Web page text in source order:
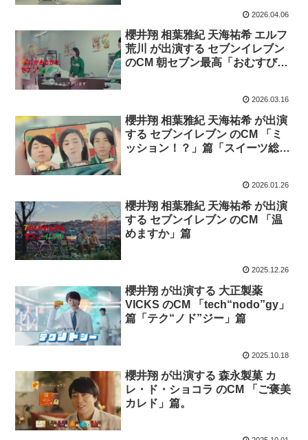
2026.04.06
櫻井翔 相葉雅紀 天海祐希 エルフ
荒川 が出演する セブンイレブン
のCM 朝セブン最高「おむすび」
2026.03.16
櫻井翔 相葉雅紀 天海祐希 が出演
する セブンイレブン のCM 「ミ
ッション！？」篇「スイーツ総選
2026.01.26
櫻井翔 相葉雅紀 天海祐希 が出演
する セブンイレブン のCM 「温
めますか」篇
2025.12.26
櫻井翔 が出演する 大正製薬
VICKS のCM 「tech“nodo”gy」
篇「テク“ノド”ジー」篇
2025.10.18
櫻井翔 が出演する 森永製菓 カ
レ・ド・ショコラ のCM 「ご褒美
カレド」篇。